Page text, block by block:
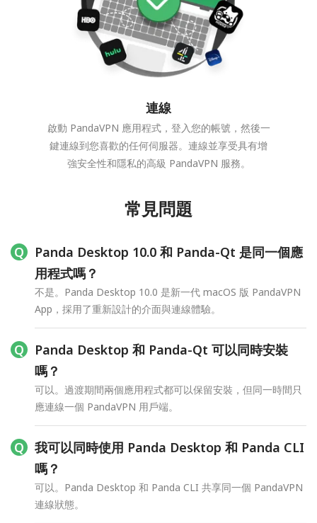
連線
啟動 PandaVPN 應用程式，登入您的帳號，然後一
鍵連線到您喜歡的任何伺服器。連線並享受具有增
強安全性和隱私的高級 PandaVPN 服務。
常見問題
Panda Desktop 10.0 和 Panda-Qt 是同一個應
用程式嗎？
不是。Panda Desktop 10.0 是新一代 macOS 版 PandaVPN
App，採用了重新設計的介面與連線體驗。
Panda Desktop 和 Panda-Qt 可以同時安裝
嗎？
可以。過渡期間兩個應用程式都可以保留安裝，但同一時間只
應連線一個 PandaVPN 用戶端。
我可以同時使用 Panda Desktop 和 Panda CLI
嗎？
可以。Panda Desktop 和 Panda CLI 共享同一個 PandaVPN
連線狀態。